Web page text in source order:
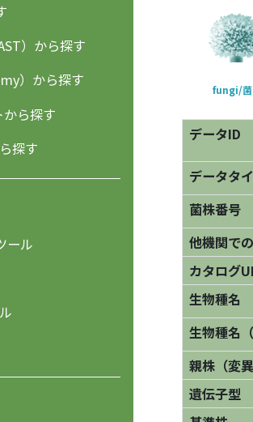
）から探す
）から探す
から探す
探す
ール
データID
データタ
菌株番号
他機関で
カタログ
生物種名
生物種名
親株（変
遺伝子型